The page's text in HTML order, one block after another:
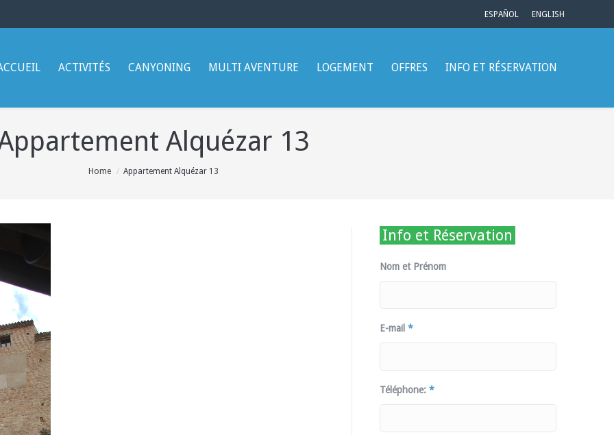
ESPAÑOL ENGLISH
ACTIVITÉS CANYONING MULTI AVENTURE LOGEMENT OFFRES INFO ET RÉSERVATION
Alquézar 13
Home Appartement Alquézar 13
Info et Réservation
Nom et Prénom
E-mail *
Téléphone: *